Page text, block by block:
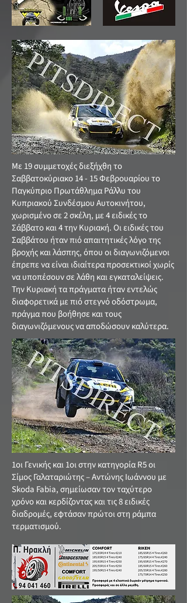
Με 19 συμμετοχές διεξήχθη το
Σαββατοκύριακο 14 - 15 Φεβρουαρίου το
Παγκύπριο Πρωτάθλημα Ράλλυ του
Κυπριακού Συνδέσμου Αυτοκινήτου,
χωρισμένο σε 2 σκέλη, με 4 ειδικές το
Σάββατο και 4 την Κυριακή. Οι ειδικές του
Σαββάτου ήταν πιό απαιτητικές λόγο της
βροχής και λάσπης, όπου οι διαγωνιζόμενοι
έπρεπε να είναι ιδιαίτερα προσεκτικοί χωρίς
να υποπέσουν σε λάθη και εγκαταλείψεις.
Την Κυριακή τα πράγματα ήταν εντελώς
διαφορετικά με πιό στεγνό οδόστρωμα,
πράγμα που βοήθησε και τους
διαγωνιζόμενους να αποδώσουν καλύτερα.
1οι Γενικής και 1οι στην κατηγορία R5 οι
Σίμος Γαλαταριώτης – Αντώνης Ιωάννου με
Skoda Fabia, σημείωσαν τον ταχύτερο
χρόνο και κερδίζοντας και τις 8 ειδικές
διαδρομές, εφτάσαν πρώτοι στη ράμπα
τερματισμού.